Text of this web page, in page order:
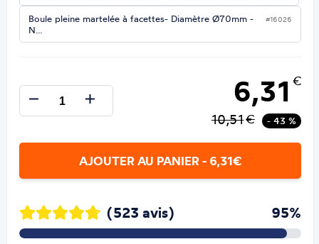
Boule pleine martelée à facettes- Diamètre Ø70mm -
N…
#16026
6,31 €
10,51€ - 43 %
AJOUTER AU PANIER - 6,31€
(523 avis) 95%